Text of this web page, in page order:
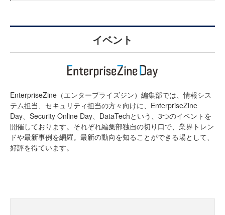
イベント
EnterpriseZine（エンタープライズジン）編集部では、情報シス
テム担当、セキュリティ担当の方々向けに、EnterpriseZine
Day、Security Online Day、DataTechという、3つのイベントを
開催しております。それぞれ編集部独自の切り口で、業界トレン
ドや最新事例を網羅。最新の動向を知ることができる場として、
好評を得ています。